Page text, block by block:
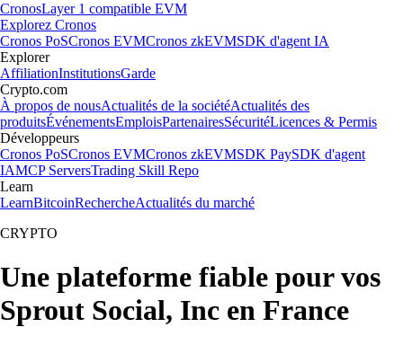
CronosLayer 1 compatible EVM
Explorez Cronos
Cronos PoSCronos EVMCronos zkEVMSDK d'agent IA
Explorer
AffiliationInstitutionsGarde
Crypto.com
À propos de nousActualités de la sociétéActualités des
produitsÉvénementsEmploisPartenairesSécuritéLicences & Permis
Développeurs
Cronos PoSCronos EVMCronos zkEVMSDK PaySDK d'agent
IAMCP ServersTrading Skill Repo
Learn
LearnBitcoinRechercheActualités du marché
CRYPTO
Une plateforme fiable pour vos
Sprout Social, Inc en France